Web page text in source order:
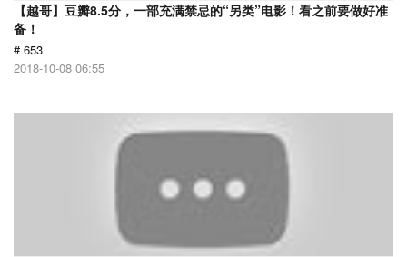
【越哥】豆瓣8.5分，一部充满禁忌的“另类”电影！看之前要做好准
备！
# 653
2018-10-08 06:55